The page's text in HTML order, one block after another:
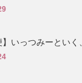
】いっつみーとい